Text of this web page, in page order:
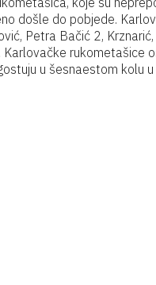
došle do pobjede.
Petra Bačić 2,
Karlovačke
u šesnaestom kolu u